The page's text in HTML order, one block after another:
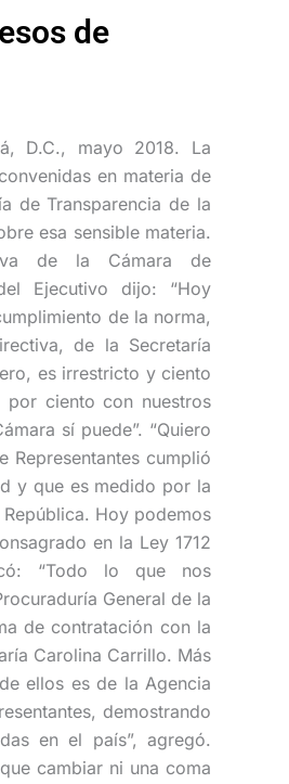
de
D.C., mayo 2018. La
en materia de
de Transparencia de la
esa sensible materia.
de la Cámara de
Ejecutivo dijo: “Hoy
de la norma,
de la Secretaría
es irrestricto y ciento
ciento con nuestros
sí puede”. “Quiero
Representantes cumplió
y que es medido por la
Hoy podemos
en la Ley 1712
“Todo lo que nos
General de la
de contratación con la
Carolina Carrillo. Más
ellos es de la Agencia
demostrando
en el país”, agregó.
cambiar ni una coma